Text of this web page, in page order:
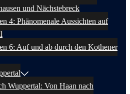
und Nächstebreck
4: Phänomenale Aussichten auf
6: Auf und ab durch den Kothener
Wuppertal: Von Haan nach